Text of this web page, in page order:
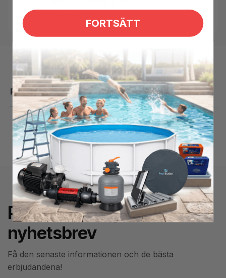
SKU:
Produktbeskrivning
Prenumerera på
nyhetsbrev
Få den senaste informationen och de bästa
erbjudandena!
FORTSÄTT